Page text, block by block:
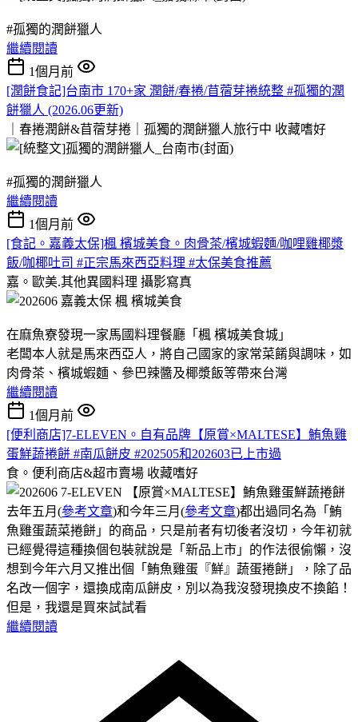
#孤獨的潤餅獵人
繼續閱讀
1個月前
[潤餅食記]台南市 170+家 潤餅/春捲/苜蓿芽捲統整 #孤獨的潤
餅獵人 (2026.06更新)
｜春捲潤餅&苜蓿芽捲｜孤獨的潤餅獵人旅行中 收藏嗜好
#孤獨的潤餅獵人
繼續閱讀
1個月前
[食記。嘉義太保]楓 檳城美食。肉骨茶/檳城蝦麵/咖哩雞椰漿
飯/咖椰吐司 #正宗馬來西亞料理 #太保美食推薦
嘉。歐美.其他異國料理 攝影寫真
在麻魚寮發現一家馬國料理餐廳「楓 檳城美食城」
老闆本人就是馬來西亞人，將自己國家的家常菜餚與調味，如
肉骨茶、檳城蝦麵、參巴辣醬及椰漿飯等帶來台灣
繼續閱讀
1個月前
[便利商店]7-ELEVEN。自有品牌【原賞×MALTESE】鮪魚雞
蛋鮮蔬捲餅 #南瓜餅皮 #202505和202603已上市過
食。便利商店&超市賣場 收藏嗜好
去年五月(參考文章)和今年三月(參考文章)都出過同名為「鮪
魚雞蛋蔬菜捲餅」的商品，只是前者有切後者沒切，今年初就
已經覺得這種換個包裝就說是「新品上市」的作法很偷懶，沒
想到今年六月又推出個「鮪魚雞蛋『鮮』蔬蛋捲餅」，除了品
名改一個字，還換成南瓜餅皮，別以為我沒發現換皮不換餡！
但是，我還是買來試試看
繼續閱讀